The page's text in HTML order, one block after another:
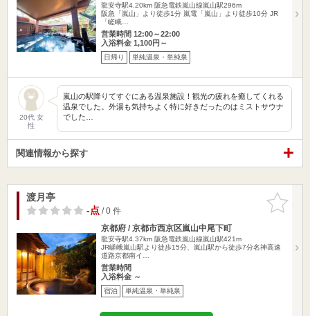
龍安寺駅4.20km 阪急電鉄嵐山線嵐山駅296m
阪急「嵐山」より徒歩1分 嵐電「嵐山」より徒歩10分 JR
「嵯峨…
営業時間 12:00～22:00
入浴料金 1,100円～
日帰り 単純温泉・単純泉
20代 女
性
嵐山の駅降りてすぐにある温泉施設！観光の疲れを癒してくれる
温泉でした。外湯も気持ちよく特に好きだったのはミストサウナ
でした…
関連情報から探す
お気に入
りに追加
渡月亭
-点/ 0 件
京都府 / 京都市西京区嵐山中尾下町
龍安寺駅4.37km 阪急電鉄嵐山線嵐山駅421m
JR嵯峨嵐山駅より徒歩15分、嵐山駅から徒歩7分名神高速
道路京都南イ…
営業時間
入浴料金 ～
宿泊 単純温泉・単純泉